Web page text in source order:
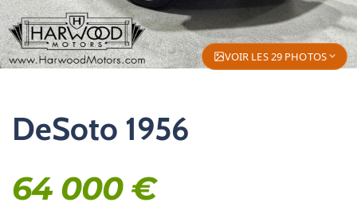
VOIR LES 29 PHOTOS
DeSoto 1956
64 000€